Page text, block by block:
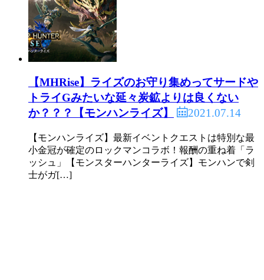
【MHRise】ライズのお守り集めってサードや
トライGみたいな延々炭鉱よりは良くない
か？？？【モンハンライズ】
2021.07.14
【モンハンライズ】最新イベントクエストは特別な最
小金冠が確定のロックマンコラボ！報酬の重ね着「ラ
ッシュ」【モンスターハンターライズ】モンハンで剣
士がガ[…]